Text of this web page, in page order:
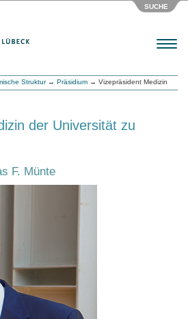
SUCHE
Menu
Struktur→ Präsidium → Vizepräsident Medizin
der Universität zu
F. Münte